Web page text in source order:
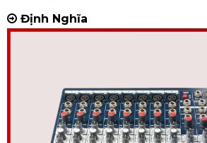
Định Nghĩa